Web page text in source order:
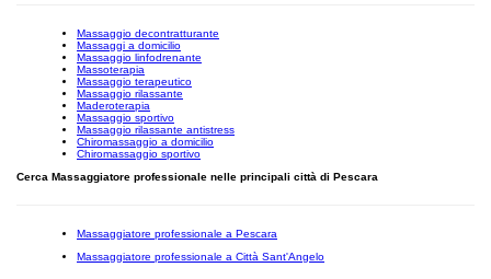
Massaggio decontratturante
Massaggi a domicilio
Massaggio linfodrenante
Massoterapia
Massaggio terapeutico
Massaggio rilassante
Maderoterapia
Massaggio sportivo
Massaggio rilassante antistress
Chiromassaggio a domicilio
Chiromassaggio sportivo
Cerca Massaggiatore professionale nelle principali città di Pescara
Massaggiatore professionale a Pescara
Massaggiatore professionale a Città Sant'Angelo